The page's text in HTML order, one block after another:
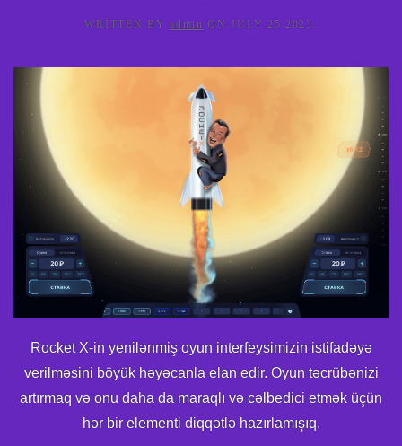
WRITTEN BYadmin ONJULY 25 2023 .
Rocket X-in yenilənmiş oyun interfeysimizin istifadəyə
verilməsini böyük həyəcanla elan edir. Oyun təcrübənizi
artırmaq və onu daha da maraqlı və cəlbedici etmək üçün
hər bir elementi diqqətlə hazırlamışıq.